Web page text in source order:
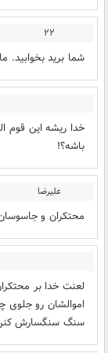
۲۲
شما برید بخوابید.
خدا ریشه این قوم
باشه؟!
علیرضا
محتکران و
لعنت خدا بر
اموالشان رو جلوی
سنگ سنگسارش